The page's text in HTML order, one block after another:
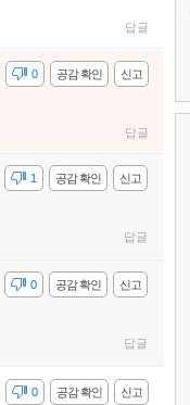
답글
신고
공감 확인
0
답글
신고
공감 확인
1
답글
신고
공감 확인
0
답글
신고
공감 확인
0